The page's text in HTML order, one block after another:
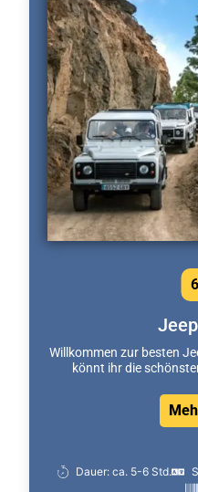
Willkommen zur besten
könnt ihr die
Dauer: ca. 5-6 Std.